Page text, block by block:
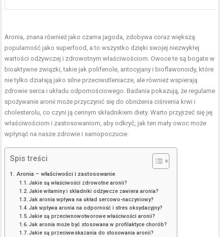
Aronia, znana również jako czarna jagoda, zdobywa coraz większą
popularność jako superfood, a to wszystko dzięki swojej niezwykłej
wartości odżywczej i zdrowotnym właściwościom. Owoce te są bogate w
bioaktywne związki, takie jak polifenole, antocyjany i bioflawonoidy, które
nie tylko działają jako silne przeciwutleniacze, ale również wspierają
zdrowie serca i układu odpornościowego. Badania pokazują, że regularne
spożywanie aronii może przyczynić się do obniżenia ciśnienia krwi i
cholesterolu, co czyni ją cennym składnikiem diety. Warto przyjrzeć się jej
właściwościom i zastosowaniom, aby odkryć, jak ten mały owoc może
wpłynąć na nasze zdrowie i samopoczucie.
Spis treści
Aronia – właściwości i zastosowanie
Jakie są właściwości zdrowotne aronii?
Jakie witaminy i składniki odżywcze zawiera aronia?
Jak aronia wpływa na układ sercowo-naczyniowy?
Jak wpływa aronia na odporność i stres oksydacyjny?
Jakie są przeciwnowotworowe właściwości aronii?
Jak aronia może być stosowana w profilaktyce chorób?
Jakie są przeciwwskazania do stosowania aronii?